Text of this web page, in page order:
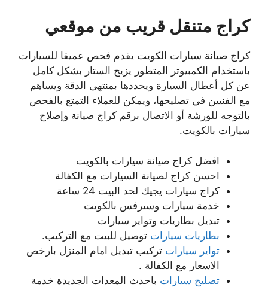
كراج متنقل قريب من موقعي
كراج صيانة سيارات الكويت يقدم فحص عميقا للسيارات
باستخدام الكمبيوتر المتطور يزيح الستار بشكل كامل
عن كل أعطال السيارة ويحددها بمنتهى الدقة ويساهم
مع الفنيين في تصليحها، ويمكن للعملاء التمتع بالفحص
بالتوجه للورشة أو الاتصال برقم كراج صيانة وإصلاح
سيارات بالكويت.
افضل كراج صيانة سيارات بالكويت
احسن كراج لصيانة السيارات مع الكفالة
كراج سيارات يجيك لحد البيت 24 ساعة
خدمة سيارات وسيرفس بالكويت
تبديل بطاريات وتواير سيارات
بطاريات سيارات توصيل للبيت مع التركيب.
تواير سيارات تركيب تبديل امام المنزل بارخص
الاسعار مع الكفالة .
تصليح سيارات باحدث المعدات الجديدة خدمة